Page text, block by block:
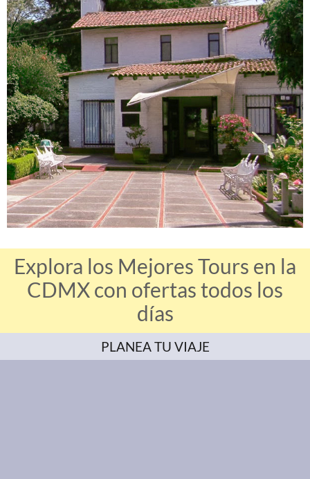
Explora los Mejores Tours en la
CDMX con ofertas todos los
días
PLANEA TU VIAJE